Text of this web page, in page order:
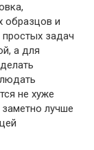
образцов и
простых задач
а для
не хуже
лучше